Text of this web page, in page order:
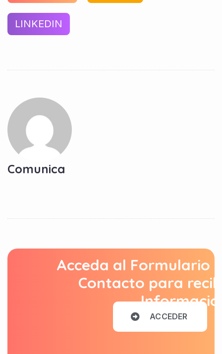
LINKEDIN
Comunica
Acceda al Formulario
Contacto para
ACCEDER